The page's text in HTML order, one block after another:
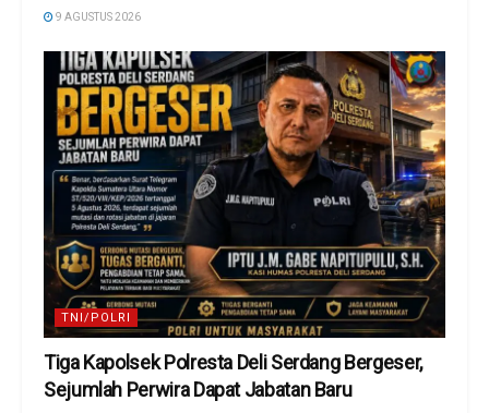
9 AGUSTUS 2026
TNI/POLRI
Tiga Kapolsek Polresta Deli Serdang Bergeser,
Sejumlah Perwira Dapat Jabatan Baru